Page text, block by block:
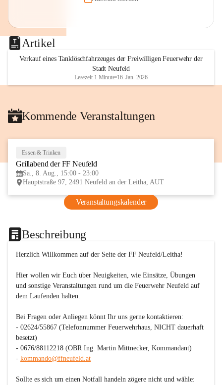
Artikel
Verkauf eines Tanklöschfahrzeuges der Freiwilligen Feuerwehr der
Stadt Neufeld
Lesezeit 1 Minute•16. Jan. 2026
Kommende Veranstaltungen
Essen & Trinken
Grillabend der FF Neufeld
Sa., 8. Aug., 15:00 - 23:00
Hauptstraße 97, 2491 Neufeld an der Leitha, AUT
Veranstaltungskalender
Beschreibung
Herzlich Willkommen auf der Seite der FF Neufeld/Leitha!
Hier wollen wir Euch über Neuigkeiten, wie Einsätze, Übungen
und sonstige Veranstaltungen rund um die Feuerwehr Neufeld auf
dem Laufenden halten.
Bei Fragen oder Anliegen könnt Ihr uns gerne kontaktieren:
- 02624/55867 (Telefonnummer Feuerwehrhaus, NICHT dauerhaft
besetzt)
- 0676/88112218 (OBR Ing. Martin Mittnecker, Kommandant)
- kommando@ffneufeld.at
Sollte es sich um einen Notfall handeln zögere nicht und wähle: